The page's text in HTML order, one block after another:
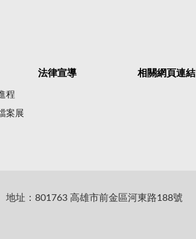
程
案展
法律宣導 相關網頁連結
地址：801763 高雄市前金區河東路188號